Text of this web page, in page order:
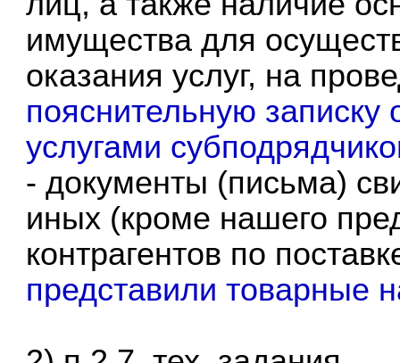
имущества для
оказания услуг, на
пояснительную
услугами
- документы (письма)
иных (кроме нашего
контрагентов по
представили товарные